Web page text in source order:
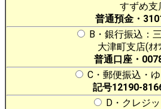
すずめ支
普通預金・
B・銀行振込：
大津町支店(ｵｵﾂ
普通口座・
C・郵便振込・
記号12190-
D・クレジ